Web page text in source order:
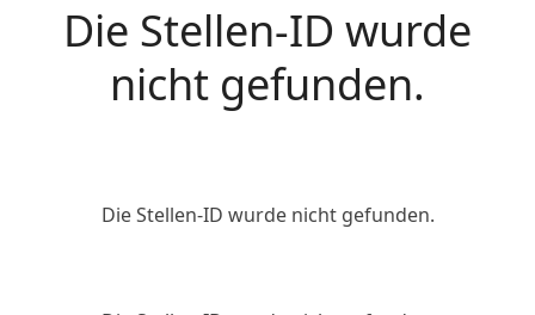
Die Stellen-ID wurde
nicht gefunden.
Die Stellen-ID wurde nicht gefunden.